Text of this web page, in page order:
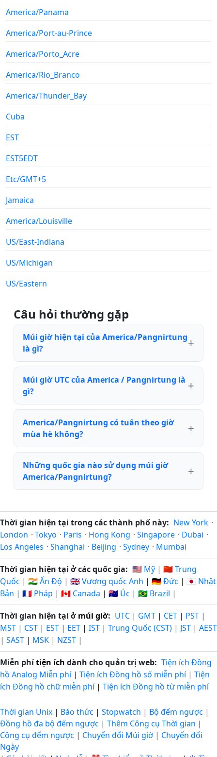
America/Panama
America/Port-au-Prince
America/Porto_Acre
America/Rio_Branco
America/Thunder_Bay
Cuba
EST
EST5EDT
Etc/GMT+5
Jamaica
America/Louisville
US/East-Indiana
US/Michigan
US/Eastern
Câu hỏi thường gặp
Múi giờ hiện tại của America/Pangnirtung
là gì?
Múi giờ UTC của America / Pangnirtung là
gì?
America/Pangnirtung có tuân theo giờ
mùa hè không?
Những quốc gia nào sử dụng múi giờ
America/Pangnirtung?
Thời gian hiện tại trong các thành phố này: New York ·
London · Tokyo · Paris · Hong Kong · Singapore · Dubai ·
Los Angeles · Shanghai · Beijing · Sydney · Mumbai
Thời gian hiện tại ở các quốc gia: 🇺🇸 Mỹ | 🇨🇳 Trung
Quốc | 🇮🇳 Ấn Độ | 🇬🇧 Vương quốc Anh | 🇩🇪 Đức | 🇯🇵 Nhật
Bản | 🇫🇷 Pháp | 🇨🇦 Canada | 🇦🇺 Úc | 🇧🇷 Brazil |
Thời gian hiện tại ởmúi giờ: UTC | GMT | CET | PST |
MST | CST | EST | EET | IST | Trung Quốc (CST) | JST | AEST
| SAST | MSK | NZST |
Miễn phítiện ích dành cho quản trị web: Tiện ích Đồng
hồ Analog Miễn phí| Tiện ích Đồng hồ số miễn phí| Tiện
ích Đồng hồ chữ miễn phí| Tiện ích Đồng hồ từ miễn phí
Thời gian Unix | Báo thức | Stopwatch | Bộ đếm ngược |
Đồng hồ đa bộ đếm ngược | Thêm Công cụ Thời gian |
Công cụ đếm ngược | Chuyển đổi Múi giờ | Chuyển đổi
Ngày